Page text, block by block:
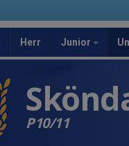
Herr Junior
P10/11